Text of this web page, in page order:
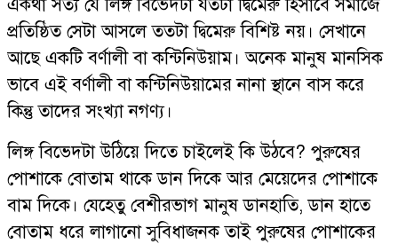
একথা সত্য যে লিঙ্গ বিভেদটা যতটা দ্বিমেরু হিসাবে সমাজে
প্রতিষ্ঠিত সেটা আসলে ততটা দ্বিমেরু বিশিষ্ট নয়। সেখানে
আছে একটি বর্ণালী বা কন্টিনিউয়াম। অনেক মানুষ মানসিক
ভাবে এই বর্ণালী বা কন্টিনিউয়ামের নানা স্থানে বাস করে
কিন্তু তাদের সংখ্যা নগণ্য।
লিঙ্গ বিভেদটা উঠিয়ে দিতে চাইলেই কি উঠবে? পুরুষের
পোশাকে বোতাম থাকে ডান দিকে আর মেয়েদের পোশাকে
বাম দিকে। যেহেতু বেশীরভাগ মানুষ ডানহাতি, ডান হাতে
বোতাম ধরে লাগানো সুবিধাজনক তাই পুরুষের পোশাকের